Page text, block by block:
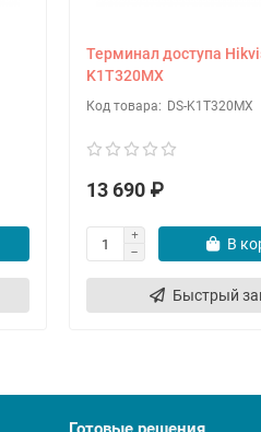
Терминал доступа
K1T320MX
DS-K1T320MX
13 690 ₽
В
Быстрый